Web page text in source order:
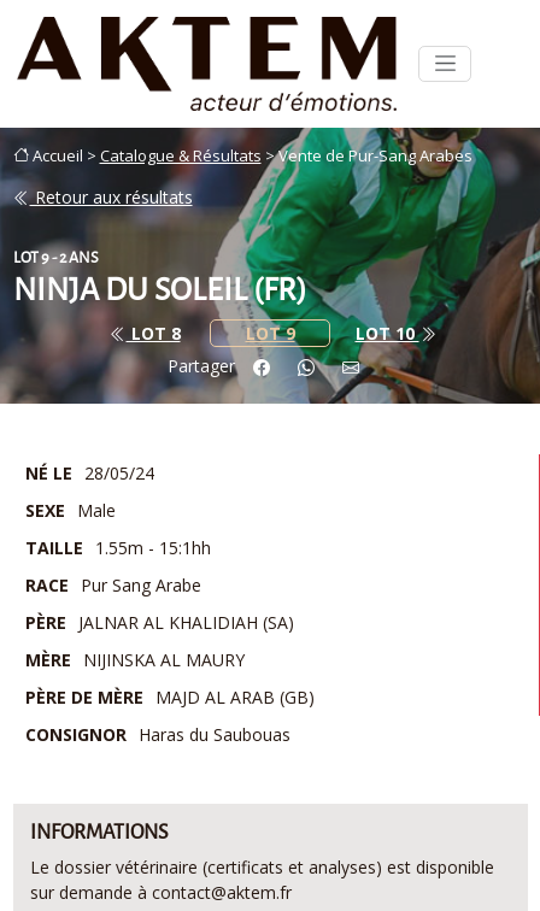
Accueil > Catalogue & Résultats > Vente de Pur-Sang Arabes
Retour aux résultats
LOT 9 - 2 ANS
NINJA DU SOLEIL (FR)
LOT 8 LOT 9
LOT 10
Partager
NÉ LE
28/05/24
SEXE
Male
TAILLE
1.55m - 15:1hh
RACE
Pur Sang Arabe
PÈRE
JALNAR AL KHALIDIAH (SA)
MÈRE
NIJINSKA AL MAURY
PÈRE DE MÈRE
MAJD AL ARAB (GB)
CONSIGNOR
Haras du Saubouas
INFORMATIONS
Le dossier vétérinaire (certificats et analyses) est disponible
sur demande à contact@aktem.fr